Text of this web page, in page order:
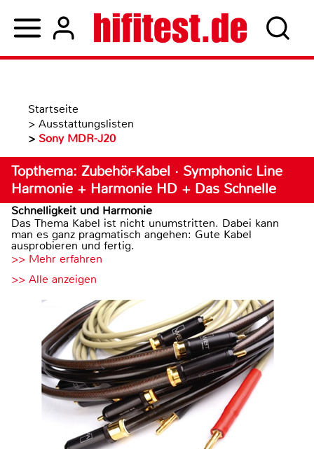
Startseite
> Ausstattungslisten
> Sony MDR-J20
Topthema: Zubehör-Kabel · Symphonic Line
Harmonie + Harmonie HD + Das Schnelle
Schnelligkeit und Harmonie
Das Thema Kabel ist nicht unumstritten. Dabei kann
man es ganz pragmatisch angehen: Gute Kabel
ausprobieren und fertig.
>> Mehr erfahren
>> Alle anzeigen